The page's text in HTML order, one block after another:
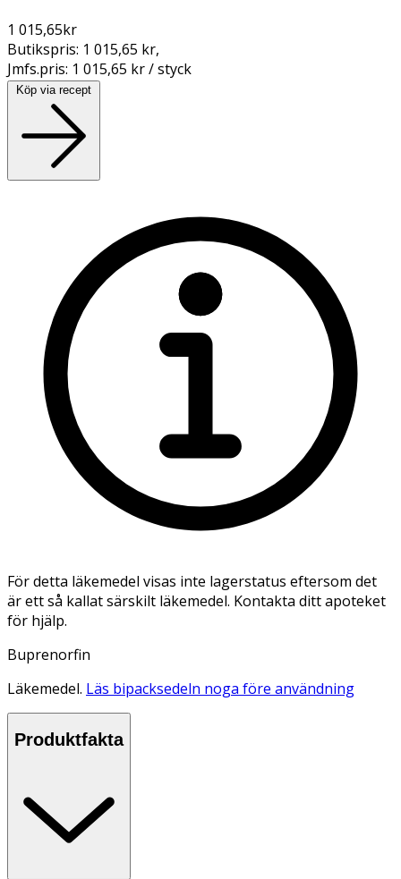
1 015,65kr
Butikspris: 1 015,65 kr,
Jmfs.pris: 1 015,65 kr / styck
Köp via recept
För detta läkemedel visas inte lagerstatus eftersom det
är ett så kallat särskilt läkemedel. Kontakta ditt apoteket
för hjälp.
Buprenorfin
Läkemedel. Läs bipacksedeln noga före användning
Produktfakta